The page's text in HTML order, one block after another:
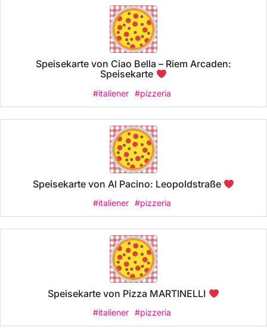
Speisekarte von Ciao Bella – Riem Arcaden:
Speisekarte
#italiener #pizzeria
Speisekarte von Al Pacino: Leopoldstraße
#italiener #pizzeria
Speisekarte von Pizza MARTINELLI
#italiener #pizzeria